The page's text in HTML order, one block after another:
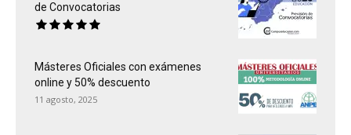
de Convocatorias
Másteres Oficiales con exámenes
online y 50% descuento
11 agosto, 2025